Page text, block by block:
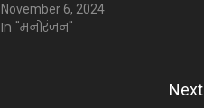
November 6, 2024
In "मनोरंजन"
Next